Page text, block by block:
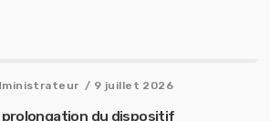
/ 9 juillet 2026
du dispositif